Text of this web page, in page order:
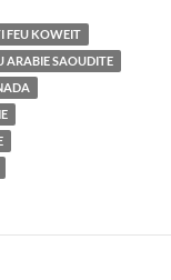
FEU KOWEIT
ARABIE SAOUDITE